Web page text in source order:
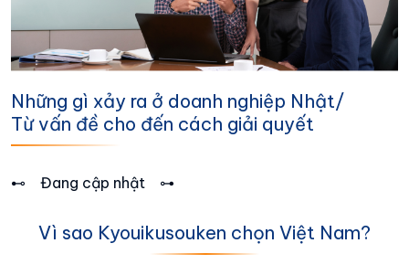
Những gì xảy ra ở doanh nghiệp Nhật/
Từ vấn đề cho đến cách giải quyết
⊷ Đang cập nhật ⊶
Vì sao Kyouikusouken chọn Việt Nam?